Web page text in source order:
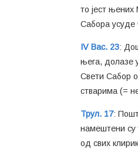
то јест
Сабора усуде
IV Вас. 23:
њега, долазе
Свети Сабор
стварима (=
Трул. 17:
намештени су
од свих